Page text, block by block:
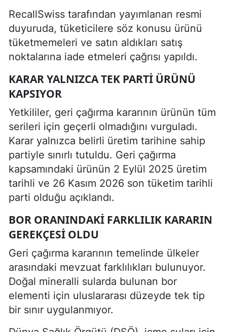
RecallSwiss tarafından yayımlanan resmi
duyuruda, tüketicilere söz konusu ürünü
tüketmemeleri ve satın aldıkları satış
noktalarına iade etmeleri çağrısı yapıldı.
KARAR YALNIZCA TEK PARTI ÜRÜNÜ
KAPSIYOR
Yetkililer, geri çağırma kararının ürünün tüm
serileri için geçerli olmadığını vurguladı.
Karar yalnızca belirli üretim tarihine sahip
partiyle sınırlı tutuldu. Geri çağırma
kapsamındaki ürünün 2 Eylül 2025 üretim
tarihli ve 26 Kasım 2026 son tüketim tarihli
parti olduğu açıklandı.
BOR ORANINDAKI FARKLILIK KARARIN
GEREKÇESI OLDU
Geri çağırma kararının temelinde ülkeler
arasındaki mevzuat farklılıkları bulunuyor.
Doğal mineralli sularda bulunan bor
elementi için uluslararası düzeyde tek tip
bir sınır uygulanmıyor.